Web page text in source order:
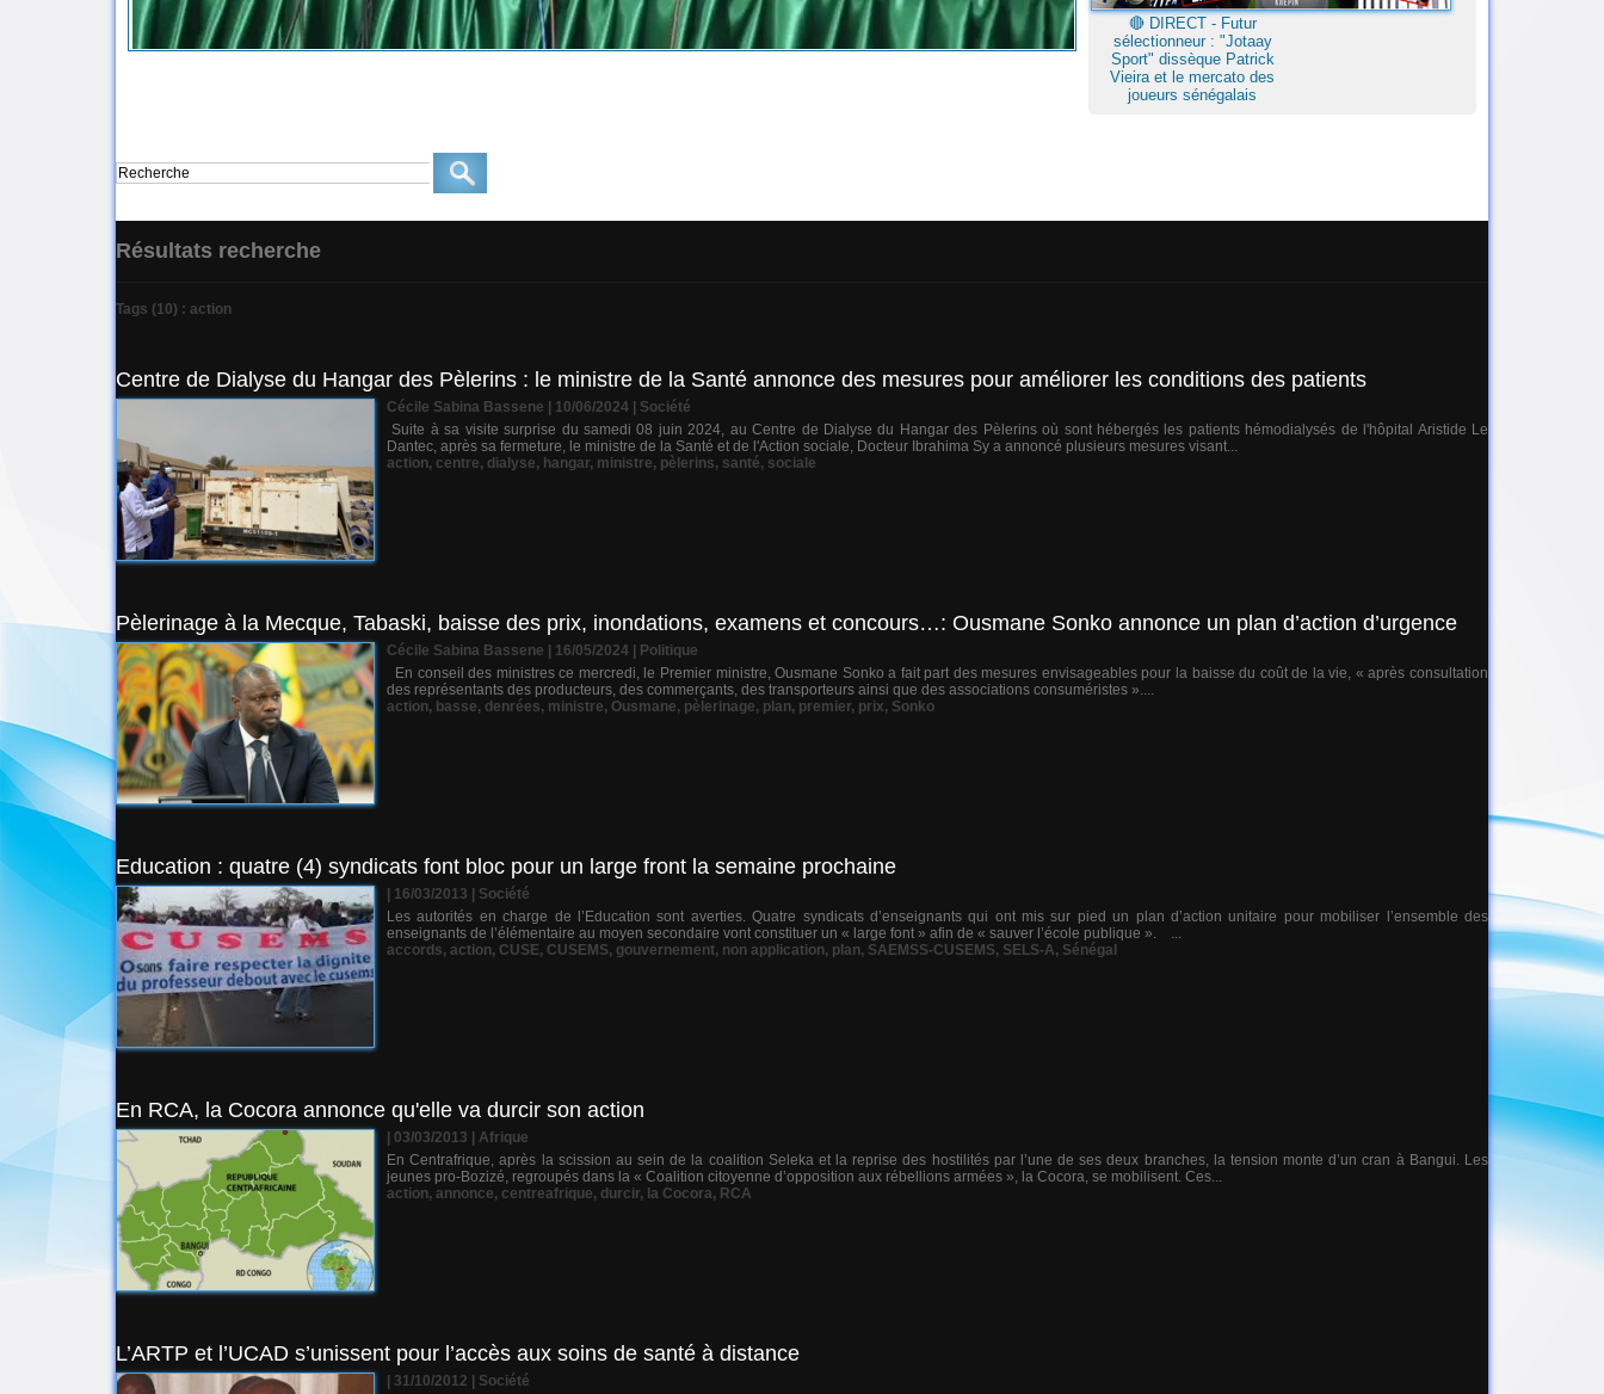
🔴​ DIRECT - Futur
sélectionneur : "Jotaay
Sport" dissèque Patrick
Vieira et le mercato des
joueurs sénégalais
Résultats recherche
Tags (10) : action
Centre de Dialyse du Hangar des Pèlerins : le ministre de la Santé annonce des mesures pour améliorer les conditions des patients
Cécile Sabina Bassene | 10/06/2024
Société
Suite à sa visite surprise du samedi 08 juin 2024, au Centre de Dialyse du Hangar des Pèlerins où sont hébergés les patients hémodialysés de l'hôpital Aristide Le
Dantec, après sa fermeture, le ministre de la Santé et de l'Action sociale, Docteur Ibrahima Sy a annoncé plusieurs mesures visant...
action, centre, dialyse, hangar, ministre, pèlerins, santé, sociale
Pèlerinage à la Mecque, Tabaski, baisse des prix, inondations, examens et concours…: Ousmane Sonko annonce un plan d’action d’urgence
Cécile Sabina Bassene | 16/05/2024
Politique
En conseil des ministres ce mercredi, le Premier ministre, Ousmane Sonko a fait part des mesures envisageables pour la baisse du coût de la vie, « après consultation
des représentants des producteurs, des commerçants, des transporteurs ainsi que des associations consuméristes »....
action, basse, denrées, ministre, Ousmane, pèlerinage, plan, premier, prix, Sonko
Education : quatre (4) syndicats font bloc pour un large front la semaine prochaine
| 16/03/2013
Société
Les autorités en charge de l’Education sont averties. Quatre syndicats d’enseignants qui ont mis sur pied un plan d’action unitaire pour mobiliser l’ensemble des
enseignants de l’élémentaire au moyen secondaire vont constituer un « large font » afin de « sauver l’école publique ». ...
accords, action, CUSE, CUSEMS, gouvernement, non application, plan, SAEMSS-CUSEMS, SELS-A, Sénégal
En RCA, la Cocora annonce qu'elle va durcir son action
| 03/03/2013
Afrique
En Centrafrique, après la scission au sein de la coalition Seleka et la reprise des hostilités par l’une de ses deux branches, la tension monte d’un cran à Bangui. Les
jeunes pro-Bozizé, regroupés dans la « Coalition citoyenne d’opposition aux rébellions armées », la Cocora, se mobilisent. Ces...
action, annonce, centreafrique, durcir, la Cocora, RCA
L’ARTP et l’UCAD s’unissent pour l’accès aux soins de santé à distance
| 31/10/2012
Société